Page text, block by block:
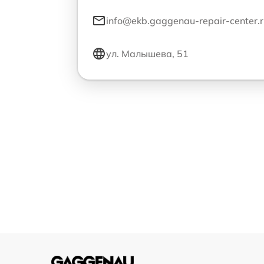
info@ekb.gaggenau-repair-
ул. Малышева, 51